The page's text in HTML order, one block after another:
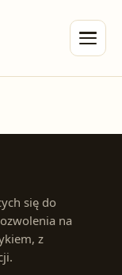
się do
na
z